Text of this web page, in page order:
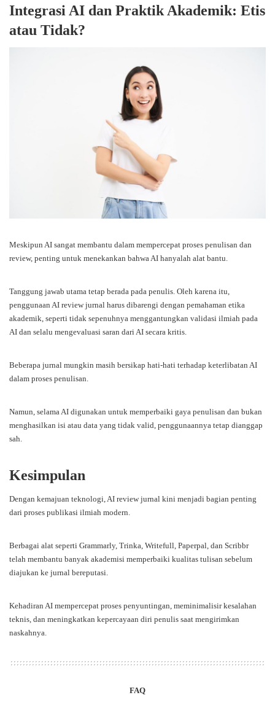
Integrasi AI dan Praktik Akademik: Etis
atau Tidak?
Meskipun AI sangat membantu dalam mempercepat proses penulisan dan
review, penting untuk menekankan bahwa AI hanyalah alat bantu.
Tanggung jawab utama tetap berada pada penulis. Oleh karena itu,
penggunaan AI review jurnal harus dibarengi dengan pemahaman etika
akademik, seperti tidak sepenuhnya menggantungkan validasi ilmiah pada
AI dan selalu mengevaluasi saran dari AI secara kritis.
Beberapa jurnal mungkin masih bersikap hati-hati terhadap keterlibatan AI
dalam proses penulisan.
Namun, selama AI digunakan untuk memperbaiki gaya penulisan dan bukan
menghasilkan isi atau data yang tidak valid, penggunaannya tetap dianggap
sah.
Kesimpulan
Dengan kemajuan teknologi, AI review jurnal kini menjadi bagian penting
dari proses publikasi ilmiah modern.
Berbagai alat seperti Grammarly, Trinka, Writefull, Paperpal, dan Scribbr
telah membantu banyak akademisi memperbaiki kualitas tulisan sebelum
diajukan ke jurnal bereputasi.
Kehadiran AI mempercepat proses penyuntingan, meminimalisir kesalahan
teknis, dan meningkatkan kepercayaan diri penulis saat mengirimkan
naskahnya.
FAQ